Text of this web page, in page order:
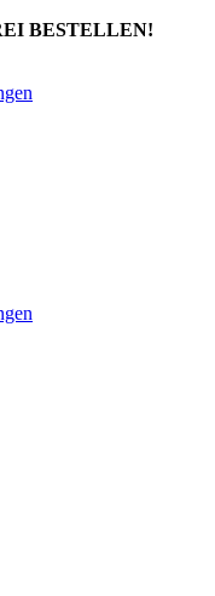
BESTELLEN!